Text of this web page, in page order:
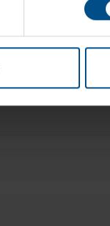
NVIDIA